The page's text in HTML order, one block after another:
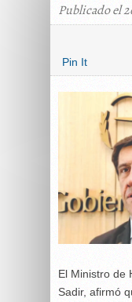
Publicado el
Pin It
El Ministro de
Sadir, afirmó